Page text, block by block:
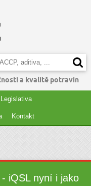
a kvalitě potravin
Legislativa
Kontakt
- iQSL nyní i jako